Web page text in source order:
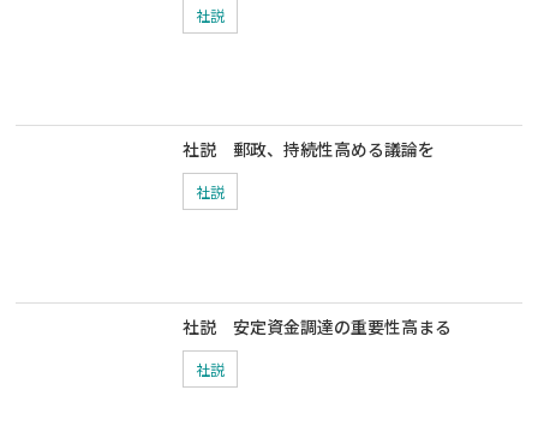
社説
社説 郵政、持続性高める議論を
社説
社説 安定資金調達の重要性高まる
社説